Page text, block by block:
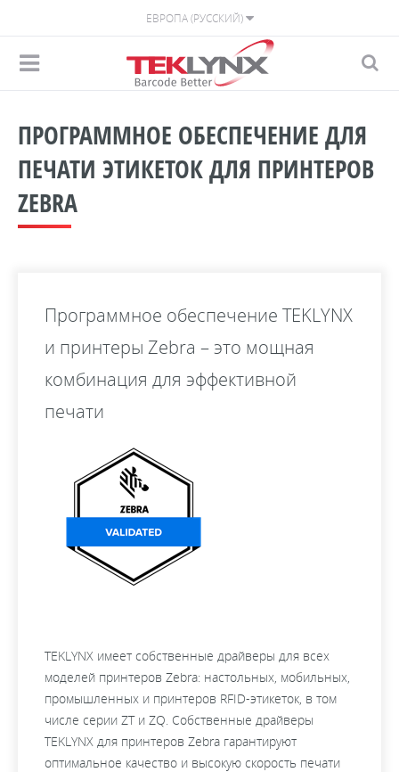
ЕВРОПА (РУССКИЙ)
ПРОГРАММНОЕ ОБЕСПЕЧЕНИЕ ДЛЯ
ПЕЧАТИ ЭТИКЕТОК ДЛЯ ПРИНТЕРОВ
ZEBRA
Программное обеспечение TEKLYNX
и принтеры Zebra – это мощная
комбинация для эффективной
печати
TEKLYNX имеет собственные драйверы для всех
моделей принтеров Zebra: настольных, мобильных,
промышленных и принтеров RFID-этикеток, в том
числе серии ZT и ZQ. Собственные драйверы
TEKLYNX для принтеров Zebra гарантируют
оптимальное качество и высокую скорость печати